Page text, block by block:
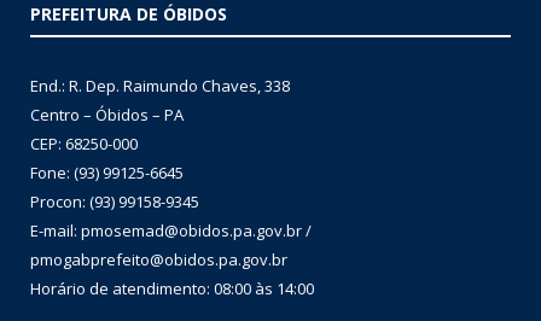
PREFEITURA DE ÓBIDOS
End.: R. Dep. Raimundo Chaves, 338
Centro – Óbidos – PA
CEP: 68250-000
Fone: (93) 99125-6645
Procon: (93) 99158-9345
E-mail: pmosemad@obidos.pa.gov.br /
pmogabprefeito@obidos.pa.gov.br
Horário de atendimento: 08:00 às 14:00